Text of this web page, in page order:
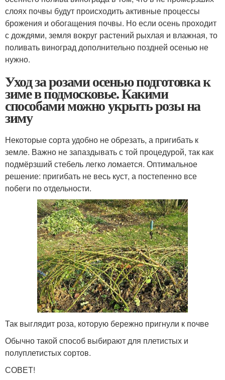
слоях почвы будут происходить активные процессы
брожения и обогащения почвы. Но если осень проходит
с дождями, земля вокруг растений рыхлая и влажная, то
поливать виноград дополнительно поздней осенью не
нужно.
Уход за розами осенью подготовка к
зиме в подмосковье. Какими
способами можно укрыть розы на
зиму
Некоторые сорта удобно не обрезать, а пригибать к
земле. Важно не запаздывать с той процедурой, так как
подмёрзший стебель легко ломается. Оптимальное
решение: пригибать не весь куст, а постепенно все
побеги по отдельности.
Так выглядит роза, которую бережно пригнули к почве
Обычно такой способ выбирают для плетистых и
полуплетистых сортов.
СОВЕТ!